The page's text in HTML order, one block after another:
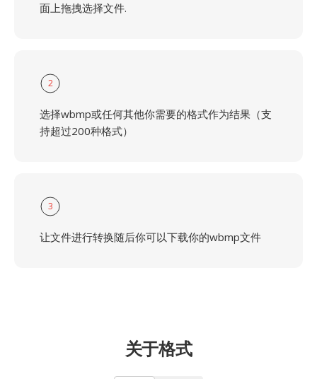
面上拖拽选择文件.
2
选择wbmp或任何其他你需要的格式作为结果（支
持超过200种格式）
3
让文件进行转换随后你可以下载你的wbmp文件
关于格式